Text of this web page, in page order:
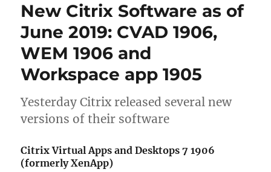
as
December
1912
WEM
app
New Citrix Software as of
June 2019: CVAD 1906,
WEM 1906 and
Workspace app 1905
Yesterday Citrix released several new
versions of their software
Citrix Virtual Apps and Desktops 7 1906
(formerly XenApp)